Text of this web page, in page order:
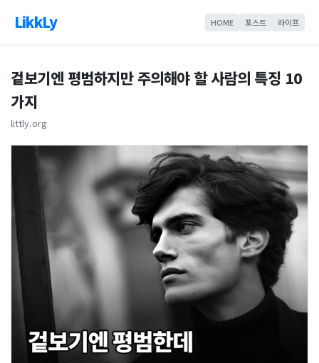
LikkLy HOME 포스트 라이프
겉보기엔 평범하지만 주의해야 할 사람의 특징 10
가지
littly.org